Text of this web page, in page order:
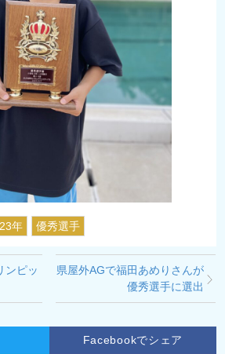
年 優秀選手
ンピッ
県屋外AGで福田あめりさんが
優秀選手に選出
Facebookでシェア